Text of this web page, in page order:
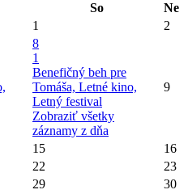
So
Ne
1 2
8
1
Benefičný beh pre
Tomáša, Letné kino,
Letný festival
Zobraziť všetky
záznamy z dňa
9
15
16
22
23
29
30